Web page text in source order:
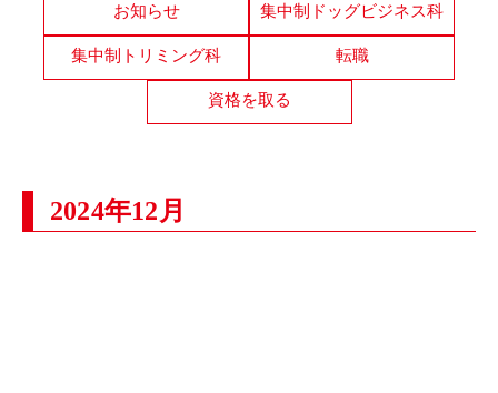
お知らせ 集中制ドッグビジネス科
集中制トリミング科 転職
資格を取る
2024年12月